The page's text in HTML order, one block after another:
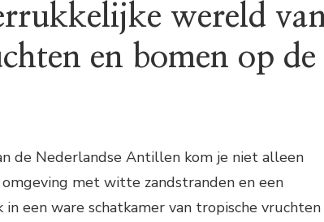
wereld
en bomen op de
de Nederlandse Antillen kom je niet alleen
met witte zandstranden en een
een ware schatkamer van tropische vruchten